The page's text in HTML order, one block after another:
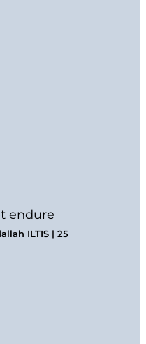
endure
ILTIS | 25